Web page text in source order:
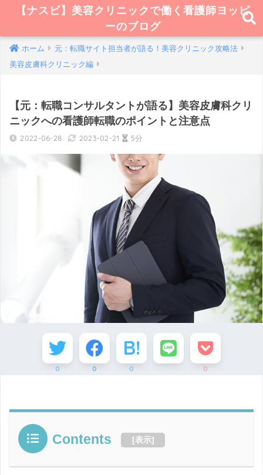
【ナスビ】美容クリニックで働く看護師ヨッピ
ーのブログ
ホーム
元：転職サイト担当者が語る！美容クリニック攻略法
美容皮膚科クリニック編
【元：転職コンサルタントが語る】美容皮膚科クリ
ニックへの看護師転職のポイントと注意点
2022-06-28 2023-02-21 5分
0 0 0 0
Contents [表示]